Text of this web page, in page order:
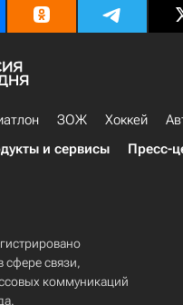
ЗОЖ Хоккей
и сервисы Пресс-
сфере связи,
коммуникаций